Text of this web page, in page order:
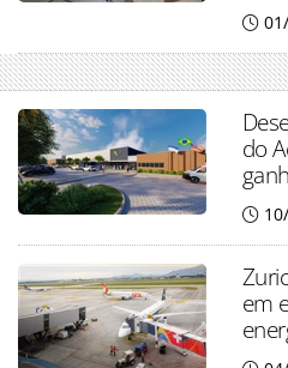
do
em